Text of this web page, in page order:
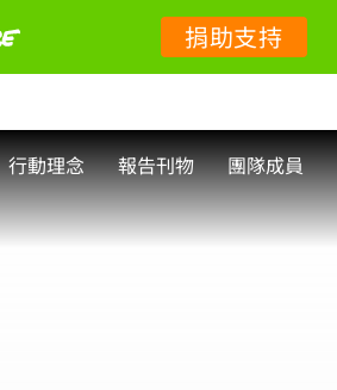
捐助支持
行動理念 報告刊物 團隊成員